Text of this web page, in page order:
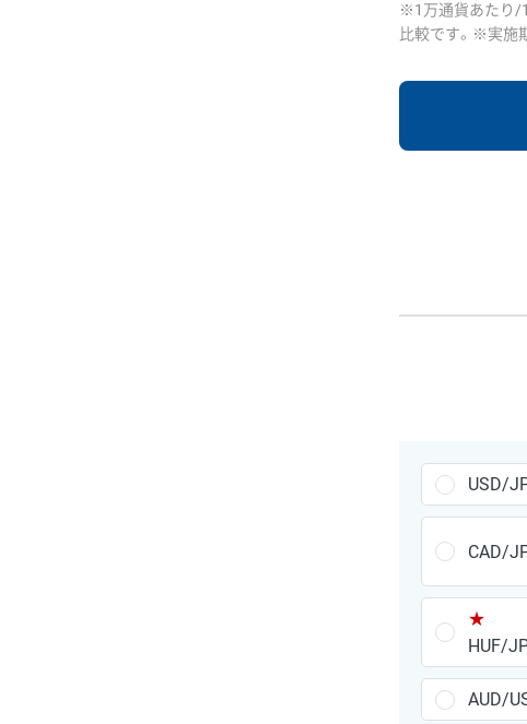
※1万通貨あたり/
比較です。※実施
AUD/
CAD/
CHF/
USD/
CAD/
★
HUF/
AUD/